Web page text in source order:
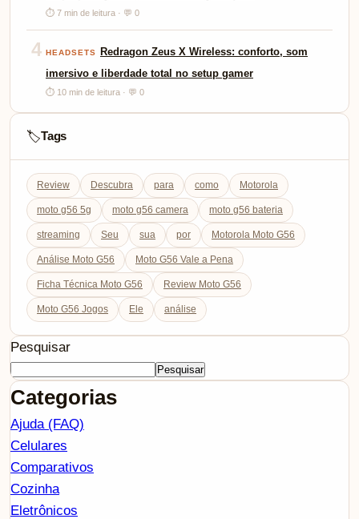
⏱ 7 min de leitura · 💬 0
4 HEADSETS
Redragon Zeus X Wireless: conforto, som
imersivo e liberdade total no setup gamer
⏱ 10 min de leitura · 💬 0
🏷️Tags
Review Descubra para como Motorola
moto g56 5g moto g56 camera moto g56 bateria
streaming Seu sua por Motorola Moto G56
Análise Moto G56 Moto G56 Vale a Pena
Ficha Técnica Moto G56 Review Moto G56
Moto G56 Jogos Ele análise
Pesquisar
Pesquisar
Categorias
Ajuda (FAQ)
Celulares
Comparativos
Cozinha
Eletrônicos